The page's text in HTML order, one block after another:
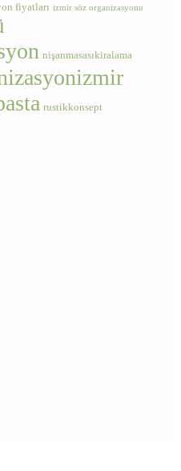
fiyatları izmir söz organizasyonu
nişanmasasıkiralama
rustikkonsept